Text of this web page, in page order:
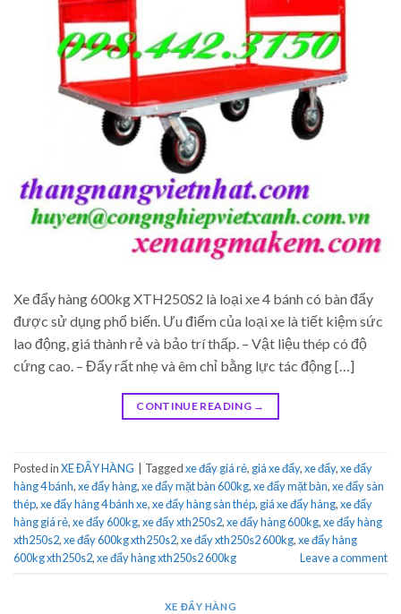
Xe đẩy hàng 600kg XTH250S2 là loại xe 4 bánh có bàn đẩy
được sử dụng phổ biến. Ưu điểm của loại xe là tiết kiệm sức
lao động, giá thành rẻ và bảo trí thấp. – Vật liệu thép có độ
cứng cao. – Đẩy rất nhẹ và êm chỉ bằng lực tác động […]
CONTINUE READING →
Posted inXE ĐẨY HÀNG Taggedxe đẩy giá rẻ, giá xe đẩy,xe đẩy,xe đẩy
hàng 4 bánh,xe đẩy hàng,xe đẩy mặt bàn 600kg,xe đẩy mặt bàn,xe đẩy sàn
thép,xe đẩy hàng 4 bánh xe,xe đẩy hàng sàn thép, giá xe đẩy hàng,xe đẩy
hàng giá rẻ,xe đẩy 600kg,xe đẩy xth250s2,xe đẩy hàng 600kg,xe đẩy hàng
xth250s2,xe đẩy 600kg xth250s2,xe đẩy xth250s2 600kg,xe đẩy hàng
600kg xth250s2,xe đẩy hàng xth250s2 600kg Leave a comment
XE ĐẨY HÀNG